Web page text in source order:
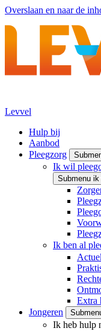
Overslaan en naar de
Levvel
Hulp bij
Aanbod
Pleegzorg
Ik wil
Submenu ik
Ik ben al
Extra
Jongeren
Ik heb hulp